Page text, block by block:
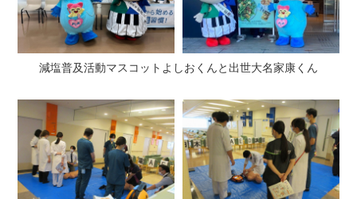
減塩普及活動マスコットよしおくんと出世大名家康くん